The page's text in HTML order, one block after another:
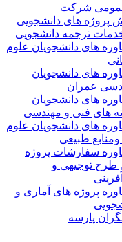
شرکت
پروژه های دانشجویی
ترجمه دانشجویی
های دانشجویان علوم
های دانشجویان
عمران
های دانشجویان
های فنی و مهندسی
های دانشجویان علوم
ومنابع طبیعی
سفارشات پروژه
طرح توجیهی و
پروژه های آماری و
پارسه